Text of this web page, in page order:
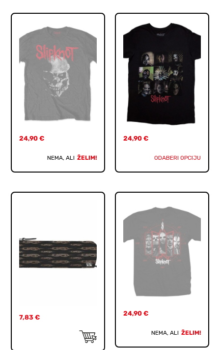
24,90€
NEMA, ALI ŽELIM!
24,90 €
ODABERI OPCIJU
7,83€ 24,90 €
NEMA, ALI ŽELIM!